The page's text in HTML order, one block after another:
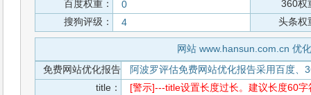
百度权重：
0
360权
搜狗评级：
4 头条权
网站 www.hansun.com.cn 优
免费网站优化报告
阿波罗评估免费网站优化报告采用百度、
title：
[警示]---title设置长度过长。建议长度60字